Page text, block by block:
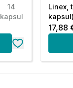
14
kapsul
Linex,
17,88